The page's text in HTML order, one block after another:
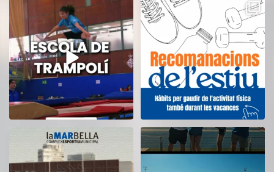
Inscriu-te a l’Escola de Trampolí
del CEM
9 0
Aquest estiu, continua movent-te
i cuidant-te! ...
5 0
El CEM La Mar Bella romandrà
tancat durant el...
11
Tanquem una nova temporada al
CEM La Mar Bella. ...